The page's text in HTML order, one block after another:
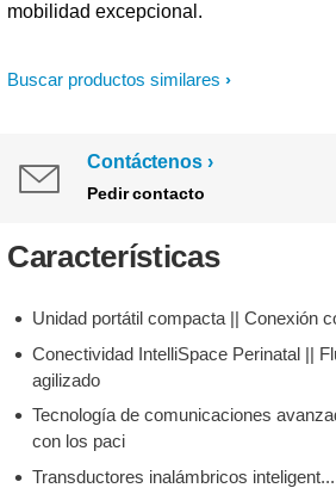
Buscar productos similares
mobilidad excepcional.
Contáctenos
Pedir contacto
Características
Unidad portátil compacta || Conexión
Conectividad IntelliSpace Perinatal ||
agilizado
Tecnología de comunicaciones
con los paci
Transductores inalámbricos